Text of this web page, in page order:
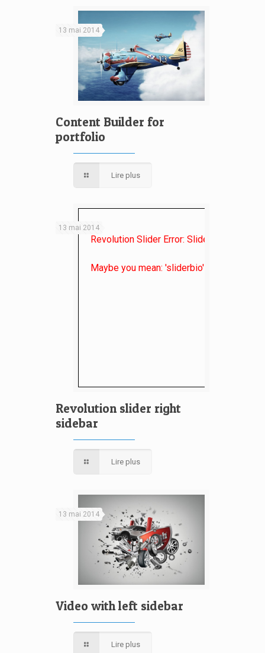
13 mai 2014
Content Builder for
portfolio
Lire plus
Revolution Slider Error: Slider with alias
Maybe you mean: 'sliderbio' or 'critiques'
13 mai 2014
Revolution slider right
sidebar
Lire plus
13 mai 2014
Video with left sidebar
Lire plus